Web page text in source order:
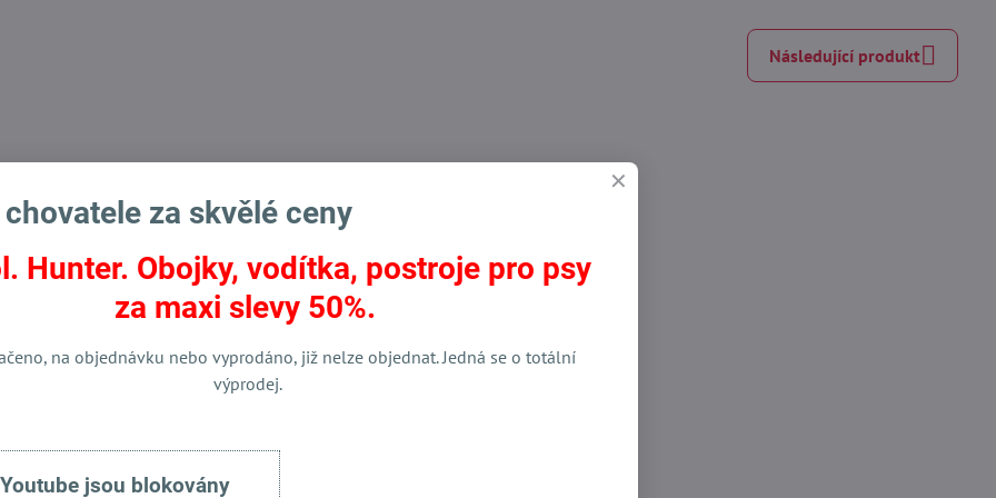
Následující produkt
28%
za skvělé ceny
Hunter. Obojky, vodítka, postroje pro psy
za maxi slevy 50%.
na objednávku nebo vyprodáno, již nelze objednat. Jedná se o totální
výprodej.
jsou blokovány